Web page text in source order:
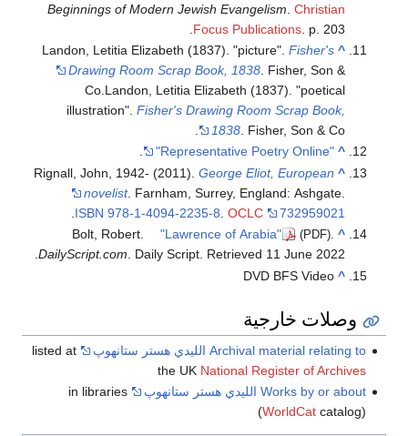
Beginnings of Modern Jewish Evangelism .Christian
Focus Publications . p. 203.
^
Landon, Letitia Elizabeth (1837). "picture".Fisher's
Drawing Room Scrap Book, 1838 . Fisher, Son &
Co. Landon, Letitia Elizabeth (1837). "poetical
illustration".Fisher's Drawing Room Scrap Book,
1838 . Fisher, Son & Co.
^
"Representative Poetry Online"
.
^
Rignall, John, 1942- (2011).George Eliot, European
novelist. Farnham, Surrey, England: Ashgate.
ISBN 978-1-4094-2235-8 .OCLC 732959021
^
Bolt, Robert. "Lawrence of Arabia" (PDF)
DailyScript.com . Daily Script . Retrieved 11 June 2022
.
^
DVD BFS Video
وصلات خارجية
Archival material relating to الليدي هستر ستانهوپ
listed at
the UK National Register of Archives
Works by or about الليدي هستر ستانهوپ
in libraries
(WorldCatcatalog)